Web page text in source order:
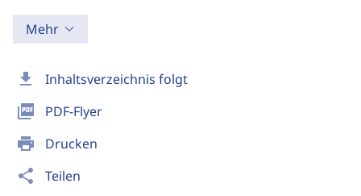
download Inhaltsverzeichnis folgt
picture_as_pdf PDF-Flyer
print Drucken
share Teilen
Mehr